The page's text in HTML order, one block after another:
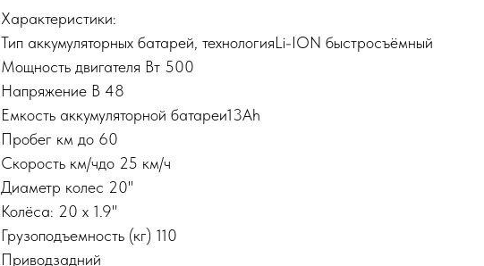
Характеристики:
Тип аккумуляторных батарей, технологияLi-ION быстросъёмный
Мощность двигателя Вт 500
Напряжение В 48
Емкость аккумуляторной батареи13Ah
Пробег км до 60
Скорость км/чдо 25 км/ч
Диаметр колес 20"
Колёса: 20 х 1.9"
Грузоподъемность (кг) 110
Приводзадний